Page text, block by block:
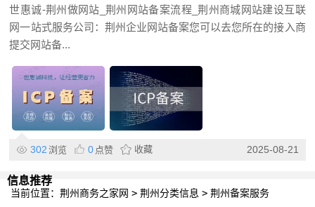
世惠诚-荆州做网站_荆州网站备案流程_荆州商城网站建设互联
网一站式服务公司：荆州企业网站备案您可以去您所在的接入商
提交网站备...
302 浏览 0 点赞 收藏 2025-08-21
信息推荐
当前位置： 荆州商务之家网 > 荆州分类信息 > 荆州备案服务